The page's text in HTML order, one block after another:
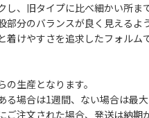
し、旧タイプに比べ細かい所ま
部分のバランスが良く見えるよ
着けやすさを追求したフォルム
の生産となります。
る場合は1週間、ない場合は最
ご注文された場合、発送は納